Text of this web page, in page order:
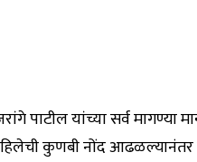
पाटील यांच्या सर्व मागण्या
कुणबी नोंद आढळल्यानंतर